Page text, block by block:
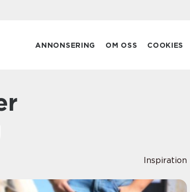
ANNONSERING OM OSS COOKIES
Inspiration